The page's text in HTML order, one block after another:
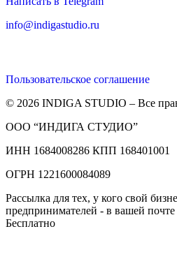
info@indigastudio.ru
Пользовательское соглашение
© 2026 INDIGA STUDIO – Все
ООО “ИНДИГА СТУДИО”
ИНН 1684008286 КПП 168401001
ОГРН 1221600084089
Рассылка для тех, у кого свой
предпринимателей - в вашей
Бесплатно